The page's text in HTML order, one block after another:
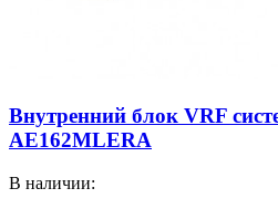
Внутренний блок VRF
AE162MLERA
В наличии: